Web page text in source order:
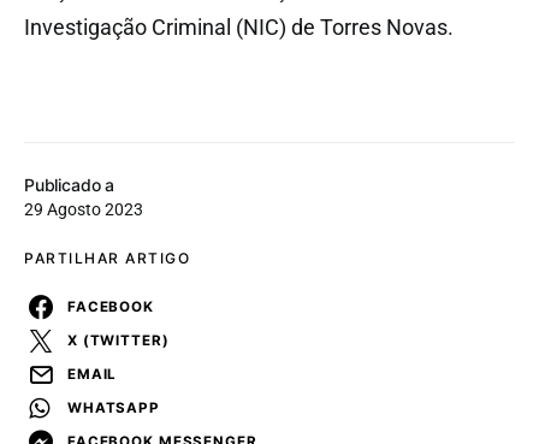
Publicado a
29 Agosto 2023
PARTILHAR ARTIGO
FACEBOOK
X (TWITTER)
EMAIL
WHATSAPP
Investigação Criminal (NIC) de Torres Novas.